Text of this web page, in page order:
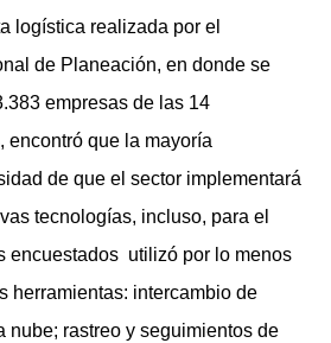
logística realizada por el
de Planeación, en donde se
empresas de las 14
encontró que la mayoría
de que el sector implementará
tecnologías, incluso, para el
encuestados utilizó por lo menos
herramientas: intercambio de
nube; rastreo y seguimientos de